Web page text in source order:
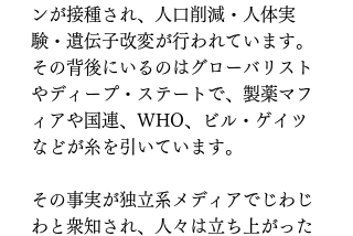
ンが接種され、人口削減・人体実
験・遺伝子改変が行われています。
その背後にいるのはグローバリスト
やディープ・ステートで、製薬マフ
ィアや国連、WHO、ビル・ゲイツ
などが糸を引いています。
その事実が独立系メディアでじわじ
わと衆知され、人々は立ち上がった